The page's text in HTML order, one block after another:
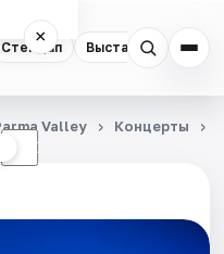
Стендап Выставки
×
☾
Valley Концерты